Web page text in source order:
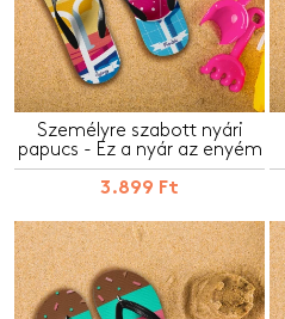
Személyre szabott nyári
papucs - Ez a nyár az enyém
3.899 Ft